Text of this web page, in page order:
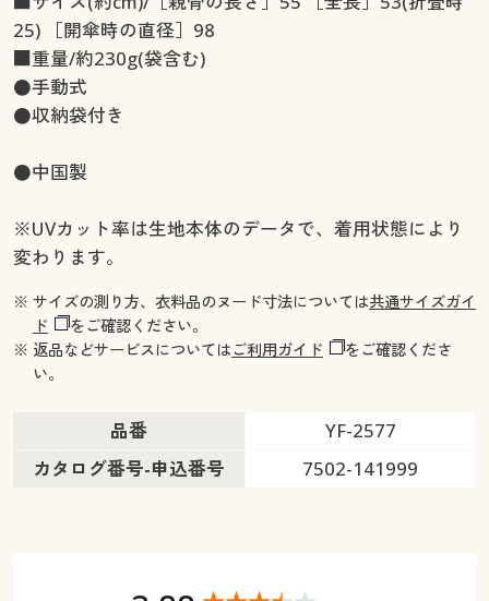
25) ［開傘時の直径］98
■重量/約230g(袋含む)
●手動式
●収納袋付き
●中国製
※UVカット率は生地本体のデータで、着用状態により
変わります。
※ サイズの測り方、衣料品のヌード寸法については共通サイズガイ
ド
をご確認ください。
※ 返品などサービスについてはご利用ガイド
をご確認くださ
い。
品番
YF-2577
カタログ番号-申込番号
7502-141999